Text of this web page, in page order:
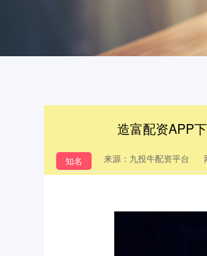
造富配资APP
知名 来源：九投牛配资平台